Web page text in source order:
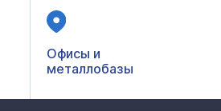
Офисы и
металлобазы